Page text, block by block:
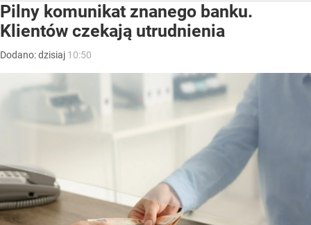
Pilny komunikat znanego banku.
Klientów czekają utrudnienia
Dodano:dzisiaj 10:50